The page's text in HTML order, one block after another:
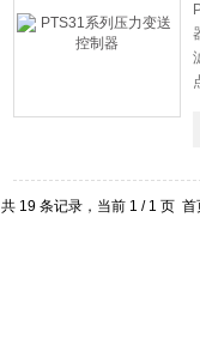
共 19 条记录，当前 1 / 1 页